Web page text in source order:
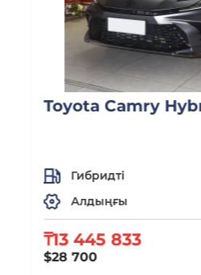
Toyota Camry
Гибридті
Алдыңғы
₸13 445 833
$28 700